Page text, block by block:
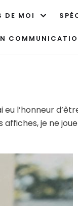
DE MOI
l’honneur
je ne